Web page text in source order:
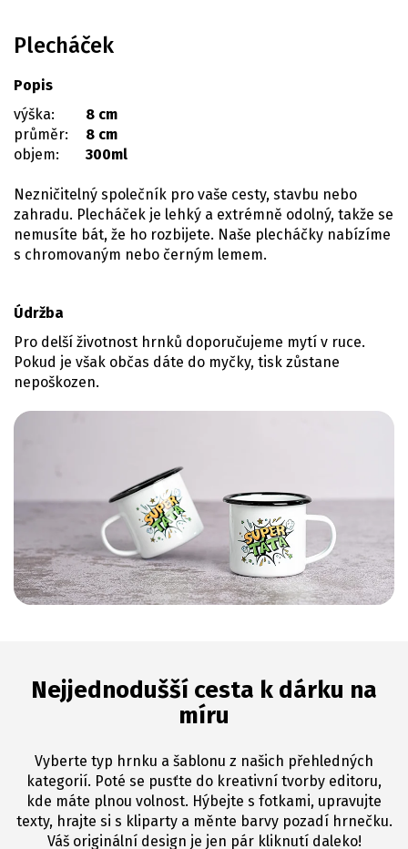
Plecháček
Popis
výška:
8 cm
průměr:
8 cm
objem:
300ml
Nezničitelný společník pro vaše cesty, stavbu nebo
zahradu. Plecháček je lehký a extrémně odolný, takže se
nemusíte bát, že ho rozbijete. Naše plecháčky nabízíme
s chromovaným nebo černým lemem.
Údržba
Pro delší životnost hrnků doporučujeme mytí v ruce.
Pokud je však občas dáte do myčky, tisk zůstane
nepoškozen.
Nejjednodušší cesta k dárku na
míru
Vyberte typ hrnku a šablonu z našich přehledných
kategorií. Poté se pusťte do kreativní tvorby editoru,
kde máte plnou volnost. Hýbejte s fotkami, upravujte
texty, hrajte si s kliparty a měnte barvy pozadí hrnečku.
Váš originální design je jen pár kliknutí daleko!